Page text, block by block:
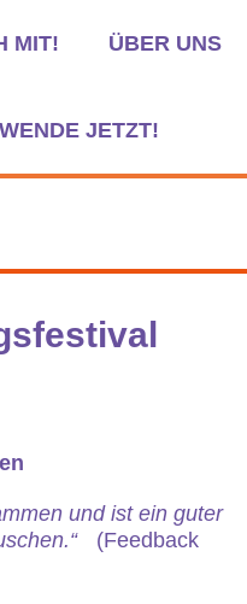
MIT! ÜBER UNS
JETZT!
und ist ein guter
(Feedback